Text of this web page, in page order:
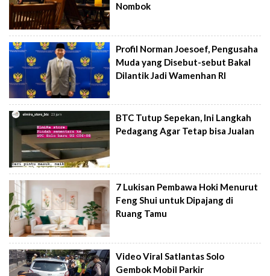
Nombok
Profil Norman Joesoef, Pengusaha
Muda yang Disebut-sebut Bakal
Dilantik Jadi Wamenhan RI
BTC Tutup Sepekan, Ini Langkah
Pedagang Agar Tetap bisa Jualan
7 Lukisan Pembawa Hoki Menurut
Feng Shui untuk Dipajang di
Ruang Tamu
Video Viral Satlantas Solo
Gembok Mobil Parkir